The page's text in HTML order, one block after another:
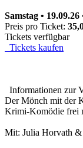
Samstag •
Preis pro Ticket:
Tickets verfügbar
Tickets kaufen
Informationen zur
Der Mönch mit der
Krimi-Komödie frei
Mit: Julia Horvath